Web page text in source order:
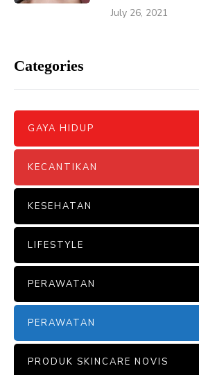
July 26, 2021
Categories
GAYA HIDUP
KECANTIKAN
KESEHATAN
LIFESTYLE
PERAWATAN
PERAWATAN
PRODUK SKINCARE NOVIS